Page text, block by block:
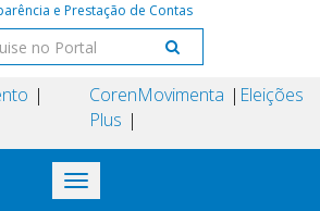
e Prestação de Contas
Coren
Plus
Movimenta Eleições
Toggle
navigation